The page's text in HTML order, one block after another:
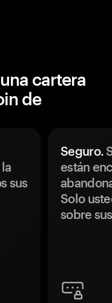
cartera
de
sus
Seguro.
están
Solo
sobre